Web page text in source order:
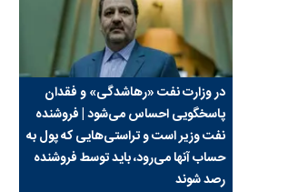
در وزارت نفت «رهاشدگی» و فقدان
پاسخگویی احساس می‌شود | فروشنده
نفت وزیر است و تراستی‌هایی که پول به
حساب آنها می‌رود، باید توسط فروشنده
رصد شوند